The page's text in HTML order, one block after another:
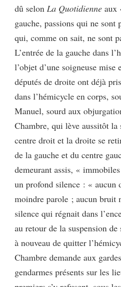
dû selon La Quotidienne aux
gauche, passions qui ne sont
qui, comme on sait, ne sont
L’entrée de la gauche dans
l’objet d’une soigneuse mise
députés de droite ont déjà
dans l’hémicycle en corps,
Manuel, sourd aux
Chambre, qui lève aussitôt la
centre droit et la droite se
de la gauche et du centre
demeurant assis, «
un profond silence : « aucun
moindre parole ; aucun bruit
silence qui régnait dans
au retour de la suspension
à nouveau de quitter
Chambre demande aux
gendarmes présents sur les